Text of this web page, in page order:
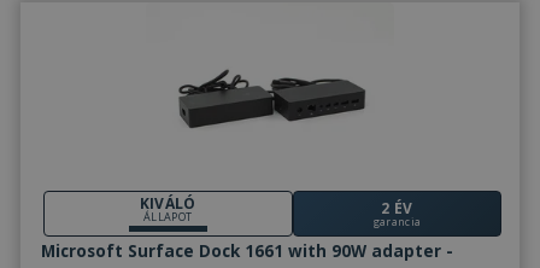
KIVÁLÓ
ÁLLAPOT 2 ÉV
garancia
Microsoft Surface Dock 1661 with 90W adapter -